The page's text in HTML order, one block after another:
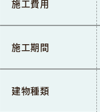
施工費用
施工期間
建物種類